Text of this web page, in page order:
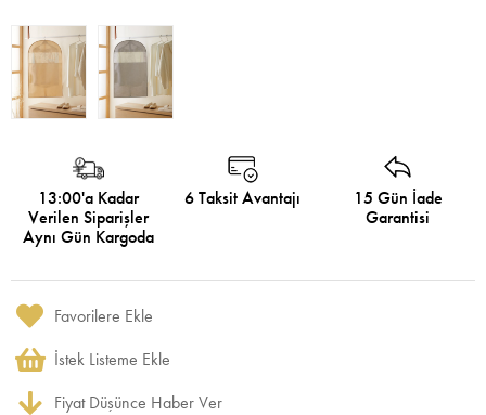
13:00'a Kadar
Verilen Siparişler
Aynı Gün Kargoda
6 Taksit Avantajı
15 Gün İade
Garantisi
Favorilere Ekle
İstek Listeme Ekle
Fiyat Düşünce Haber Ver